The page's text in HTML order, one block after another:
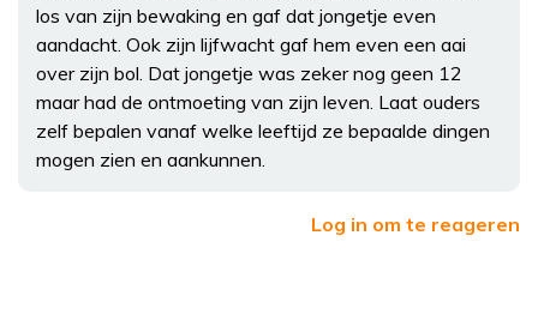
los van zijn bewaking en gaf dat jongetje even
aandacht. Ook zijn lijfwacht gaf hem even een aai
over zijn bol. Dat jongetje was zeker nog geen 12
maar had de ontmoeting van zijn leven. Laat ouders
zelf bepalen vanaf welke leeftijd ze bepaalde dingen
mogen zien en aankunnen.
Log in om te reageren